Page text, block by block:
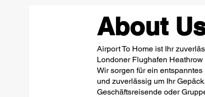
About
Airport To Home ist Ihr
Londoner Flughafen
Wir sorgen für ein
und zuverlässig um Ihr
Geschäftsreisende oder